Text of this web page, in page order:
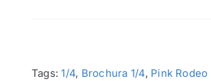
Tags:1/4, Brochura 1/4, Pink Rodeo